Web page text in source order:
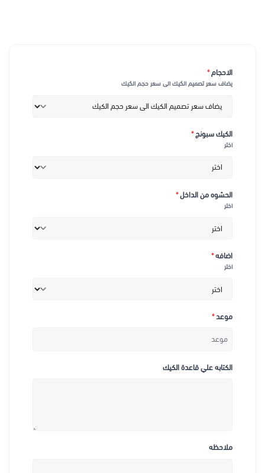
الاحجام*
يضاف سعر تصميم الكيك الى سعر حجم الكيك
الكيك سبونج*
اختر
الحشوه من الداخل*
اختر
اضافه*
اختر
موعد*
الكتابه علي قاعدة الكيك
ملاحظه